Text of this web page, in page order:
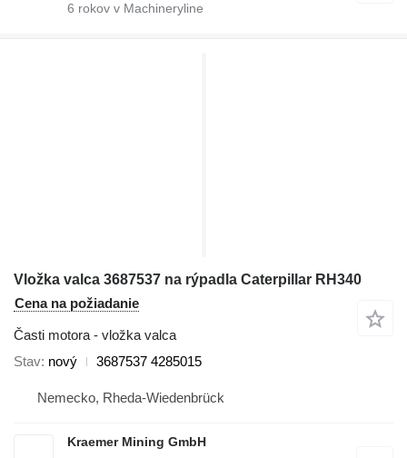
6 rokov v Machineryline
Vložka valca 3687537 na rýpadla Caterpillar RH340
Cena na požiadanie
Časti motora - vložka valca
Stav nový 3687537 4285015
Nemecko, Rheda-Wiedenbrück
Kraemer Mining GmbH